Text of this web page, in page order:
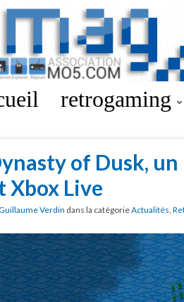
retrogaming
of Dusk, un
Xbox Live
Verdin dans la catégorieActualités,